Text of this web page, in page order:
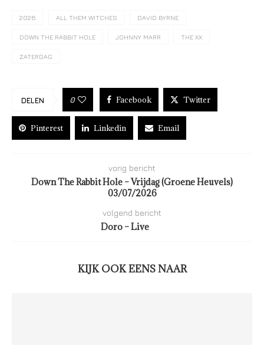
2026 ALL THEM WITCHES DAVID BYRNE
DOWN THE RABBIT HOLE JOHNNY MARR THE XX
ZATERDAG
DELEN 0 Facebook Twitter
Pinterest Linkedin Email
vorig bericht
Down The Rabbit Hole – Vrijdag (Groene Heuvels)
03/07/2026
volgend bericht
Doro – Live
KIJK OOK EENS NAAR